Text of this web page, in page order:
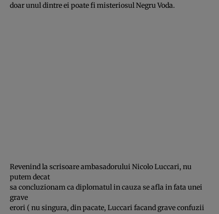
doar unul dintre ei poate fi misteriosul Negru Voda.
Revenind la scrisoare ambasadorului Nicolo Luccari, nu
putem decat
sa concluzionam ca diplomatul in cauza se afla in fata unei
grave
erori ( nu singura, din pacate, Luccari facand grave confuzii